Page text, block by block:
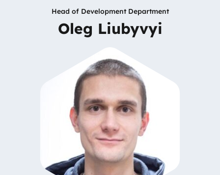
Head of Development Department
Oleg Liubyvyi